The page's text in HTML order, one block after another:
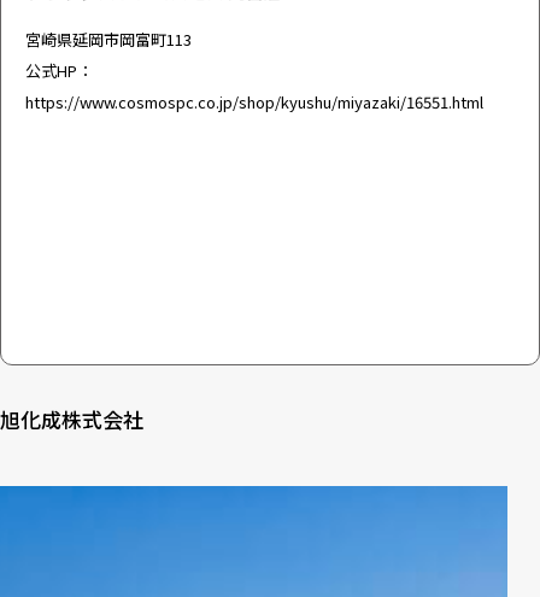
宮崎県延岡市岡富町113
公式HP：
https://www.cosmospc.co.jp/shop/kyushu/miyazaki/16551.html
旭化成株式会社